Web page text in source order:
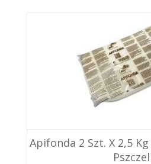
Apifonda 2 Szt. X 2,5